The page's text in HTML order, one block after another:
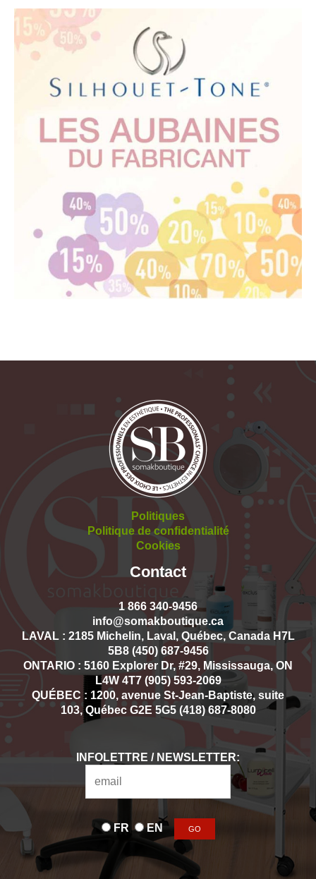
Politiques
Politique de confidentialité
Cookies
Contact
1 866 340-9456
info@somakboutique.ca
LAVAL : 2185 Michelin, Laval, Québec, Canada H7L
5B8 (450) 687-9456
ONTARIO : 5160 Explorer Dr, #29, Mississauga, ON
L4W 4T7 (905) 593-2069
QUÉBEC : 1200, avenue St-Jean-Baptiste, suite
103, Québec G2E 5G5 (418) 687-8080
INFOLETTRE / NEWSLETTER:
FR EN